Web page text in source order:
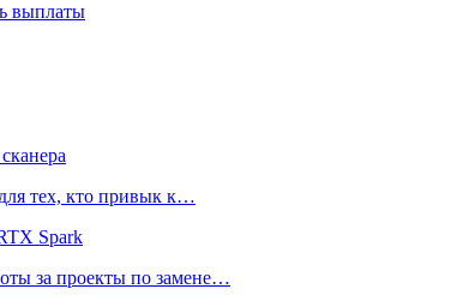
выплаты
тех, кто привык к…
Spark
за проекты по замене…